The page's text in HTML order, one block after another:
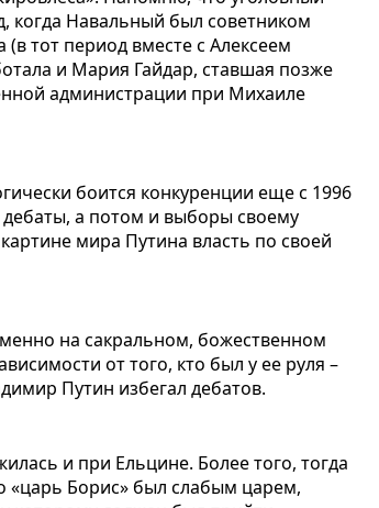
когда Навальный был советником
тот период вместе с Алексеем
и Мария Гайдар, ставшая позже
администрации при Михаиле
боится конкуренции еще с 1996
а потом и выборы своему
мира Путина власть по своей
на сакральном, божественном
от того, кто был у ее руля –
Путин избегал дебатов.
и при Ельцине. Более того, тогда
«царь Борис» был слабым царем,